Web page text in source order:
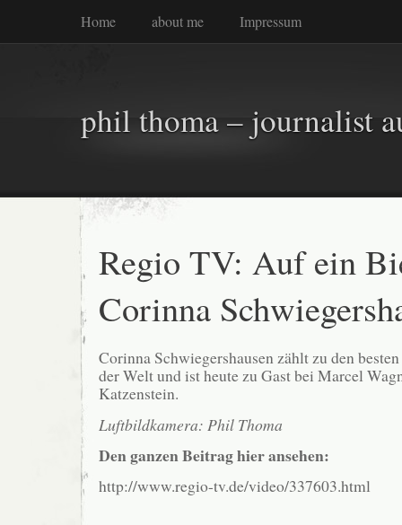
Home about me Impressum
phil thoma – journalist
Regio TV: Auf ein
Corinna
Corinna Schwiegershausen zählt zu den
der Welt und ist heute zu Gast bei Marcel
Katzenstein.
Luftbildkamera: Phil Thoma
Den ganzen Beitrag hier ansehen:
http://www.regio-tv.de/video/337603.html